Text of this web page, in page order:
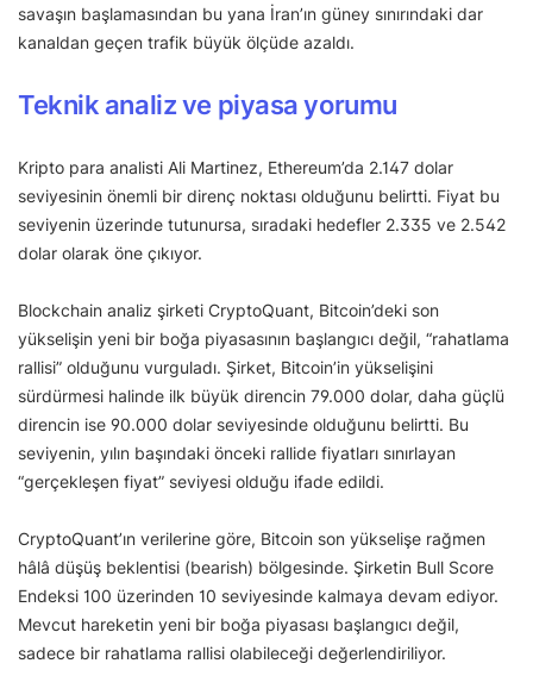
savaşın başlamasından bu yana İran’ın güney sınırındaki dar
kanaldan geçen trafik büyük ölçüde azaldı.
Teknik analiz ve piyasa yorumu
Kripto para analisti Ali Martinez, Ethereum’da 2.147 dolar
seviyesinin önemli bir direnç noktası olduğunu belirtti. Fiyat bu
seviyenin üzerinde tutunursa, sıradaki hedefler 2.335 ve 2.542
dolar olarak öne çıkıyor.
Blockchain analiz şirketi CryptoQuant, Bitcoin’deki son
yükselişin yeni bir boğa piyasasının başlangıcı değil, “rahatlama
rallisi” olduğunu vurguladı. Şirket, Bitcoin’in yükselişini
sürdürmesi halinde ilk büyük direncin 79.000 dolar, daha güçlü
direncin ise 90.000 dolar seviyesinde olduğunu belirtti. Bu
seviyenin, yılın başındaki önceki rallide fiyatları sınırlayan
“gerçekleşen fiyat” seviyesi olduğu ifade edildi.
CryptoQuant’ın verilerine göre, Bitcoin son yükselişe rağmen
hâlâ düşüş beklentisi (bearish) bölgesinde. Şirketin Bull Score
Endeksi 100 üzerinden 10 seviyesinde kalmaya devam ediyor.
Mevcut hareketin yeni bir boğa piyasası başlangıcı değil,
sadece bir rahatlama rallisi olabileceği değerlendiriliyor.